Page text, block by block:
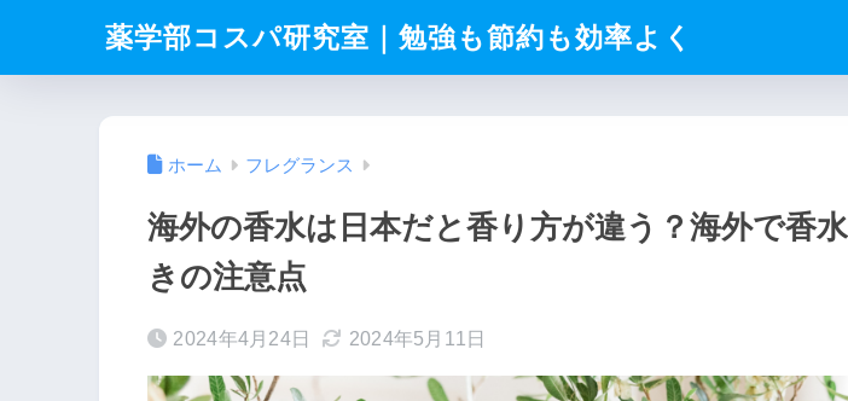
薬学部コスパ研究室｜勉強も節約も効率よく
ホーム フレグランス
海外の香水は日本だと香り方が違う？海外で香
きの注意点
2024年4月24日 2024年5月11日